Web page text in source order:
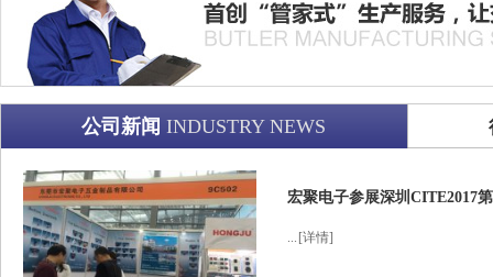
公司新闻 INDUSTRY NEWS
宏聚电子参展深圳CITE2017
... [详情]